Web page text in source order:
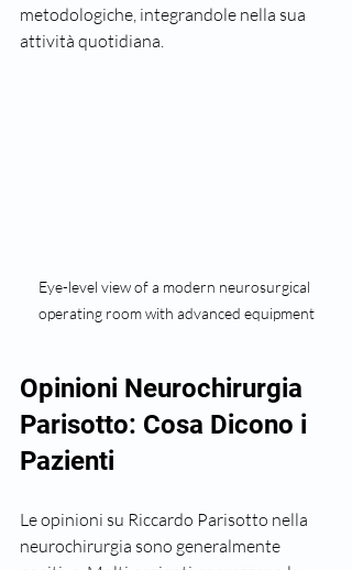
metodologiche, integrandole nella sua
attività quotidiana.
Eye-level view of a modern neurosurgical
operating room with advanced equipment
Opinioni Neurochirurgia
Parisotto: Cosa Dicono i
Pazienti
Le opinioni su Riccardo Parisotto nella
neurochirurgia sono generalmente